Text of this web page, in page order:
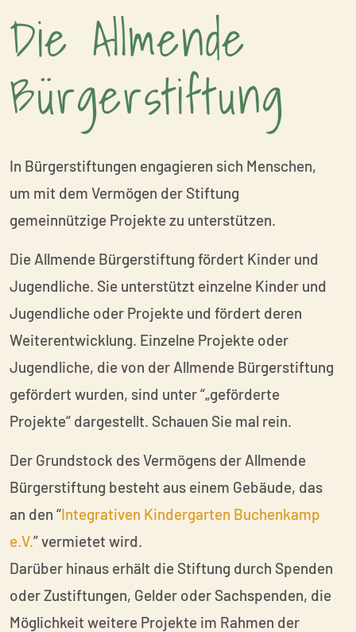
Die Allmende
Bürgerstiftung
In Bürgerstiftungen engagieren sich Menschen,
um mit dem Vermögen der Stiftung
gemeinnützige Projekte zu unterstützen.
Die Allmende Bürgerstiftung fördert Kinder und
Jugendliche. Sie unterstützt einzelne Kinder und
Jugendliche oder Projekte und fördert deren
Weiterentwicklung. Einzelne Projekte oder
Jugendliche, die von der Allmende Bürgerstiftung
gefördert wurden, sind unter “„geförderte
Projekte“ dargestellt. Schauen Sie mal rein.
Der Grundstock des Vermögens der Allmende
Bürgerstiftung besteht aus einem Gebäude, das
an den “Integrativen Kindergarten Buchenkamp
e.V.” vermietet wird.
Darüber hinaus erhält die Stiftung durch Spenden
oder Zustiftungen, Gelder oder Sachspenden, die
Möglichkeit weitere Projekte im Rahmen der